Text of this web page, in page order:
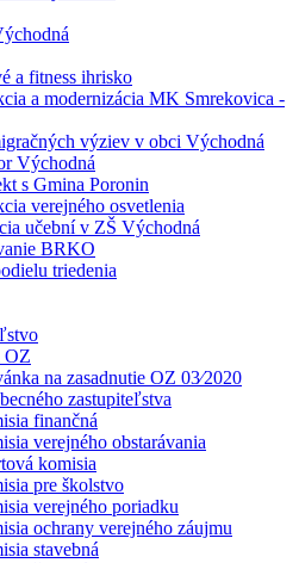
a fitness ihrisko
a modernizácia MK Smrekovica -
výziev v obci Východná
Východná
s Gmina Poronin
verejného osvetlenia
učební v ZŠ Východná
BRKO
triedenia
OZ
na zasadnutie OZ 03⁄2020
zastupiteľstva
finančná
verejného obstarávania
komisia
pre školstvo
verejného poriadku
ochrany verejného záujmu
stavebná